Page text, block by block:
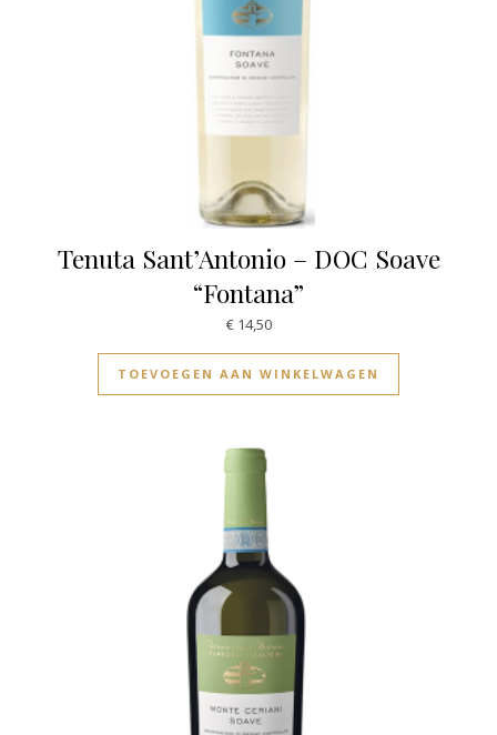
Tenuta Sant’Antonio – DOC Soave
“Fontana”
€14,50
TOEVOEGEN AAN WINKELWAGEN